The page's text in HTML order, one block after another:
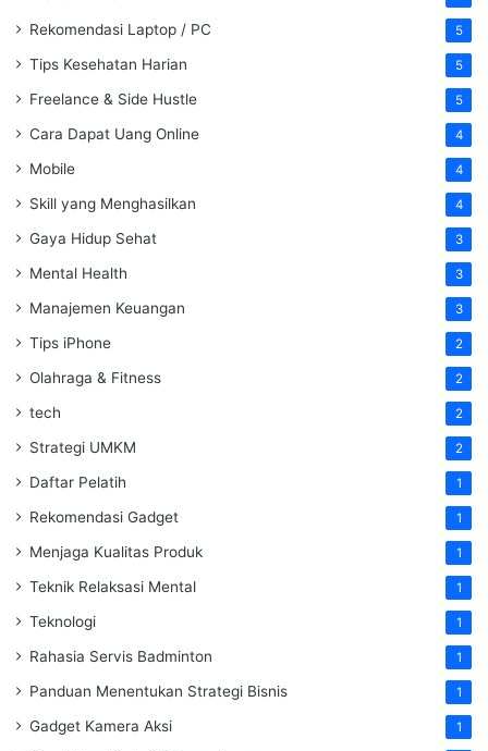
Rekomendasi Laptop / PC 5
Tips Kesehatan Harian 5
Freelance & Side Hustle 5
Cara Dapat Uang Online 4
Mobile 4
Skill yang Menghasilkan 4
Gaya Hidup Sehat 3
Mental Health 3
Manajemen Keuangan 3
Tips iPhone 2
Olahraga & Fitness 2
tech 2
Strategi UMKM 2
Daftar Pelatih 1
Rekomendasi Gadget 1
Menjaga Kualitas Produk 1
Teknik Relaksasi Mental 1
Teknologi 1
Rahasia Servis Badminton 1
Panduan Menentukan Strategi Bisnis 1
Gadget Kamera Aksi 1